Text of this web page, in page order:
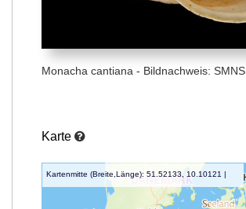
Monacha cantiana - Bildnachweis: SMNS
Karte
Kartenmitte (Breite,Länge): 51.52133, 10.10121 |
TK/QQQ 4426/431 | Zoomstufe 6